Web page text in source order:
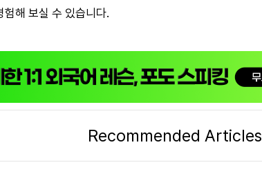
험해 보실 수 있습니다.
Recommended Articles